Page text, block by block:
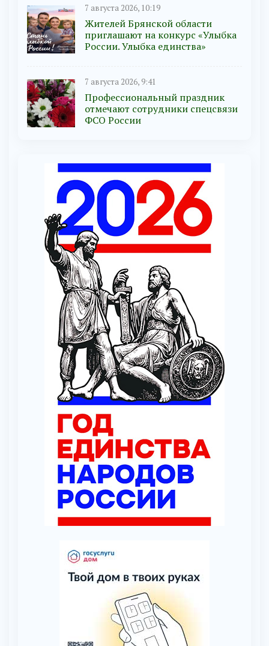
7 августа 2026, 10:19
Жителей Брянской области
приглашают на конкурс «Улыбка
России. Улыбка единства»
7 августа 2026, 9:41
Профессиональный праздник
отмечают сотрудники спецсвязи
ФСО России